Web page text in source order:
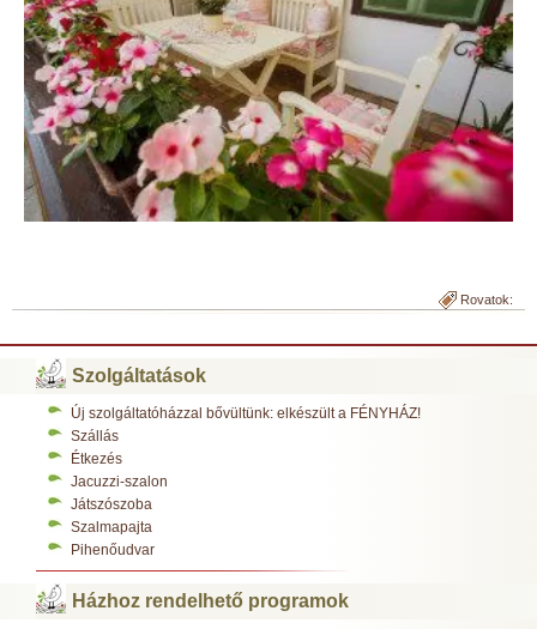
Rovatok:
Szolgáltatások
Új szolgáltatóházzal bővültünk: elkészült a FÉNYHÁZ!
Szállás
Étkezés
Jacuzzi-szalon
Játszószoba
Szalmapajta
Pihenőudvar
Házhoz rendelhető programok